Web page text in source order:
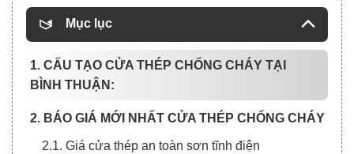
Mục lục
1. CẤU TẠO CỬA THÉP CHỐNG CHÁY TẠI
BÌNH THUẬN:
2. BÁO GIÁ MỚI NHẤT CỬA THÉP CHỐNG CHÁY
2.1. Giá cửa thép an toàn sơn tĩnh điện